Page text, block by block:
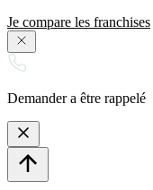
Je compare les franchises
Demander a être rappelé